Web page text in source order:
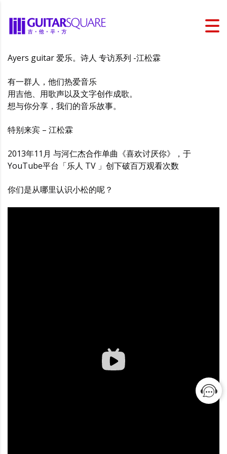
Ayers guitar 爱乐。诗人 专访系列 -江松霖
有一群人，他们热爱音乐
用吉他、用歌声以及文字创作成歌。
想与你分享，我们的音乐故事。
特别来宾 – 江松霖
2013年11月 与河仁杰合作单曲《喜欢讨厌你》，于
YouTube平台「乐人 TV 」创下破百万观看次数
你们是从哪里认识小松的呢？